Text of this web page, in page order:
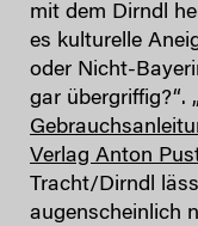
mit dem Dirndl
es kulturelle
oder Nicht-
gar übergriffig?“. „
Verlag Anton
Tracht/Dirndl
augenscheinlich